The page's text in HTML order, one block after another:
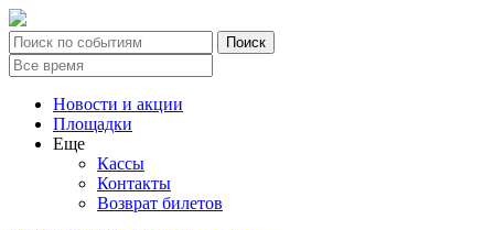
Новости и акции
Площадки
Еще
Кассы
Контакты
Возврат билетов